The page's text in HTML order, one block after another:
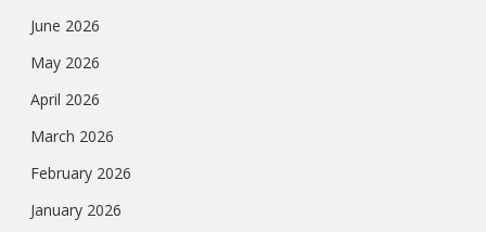
June 2026
May 2026
April 2026
March 2026
February 2026
January 2026